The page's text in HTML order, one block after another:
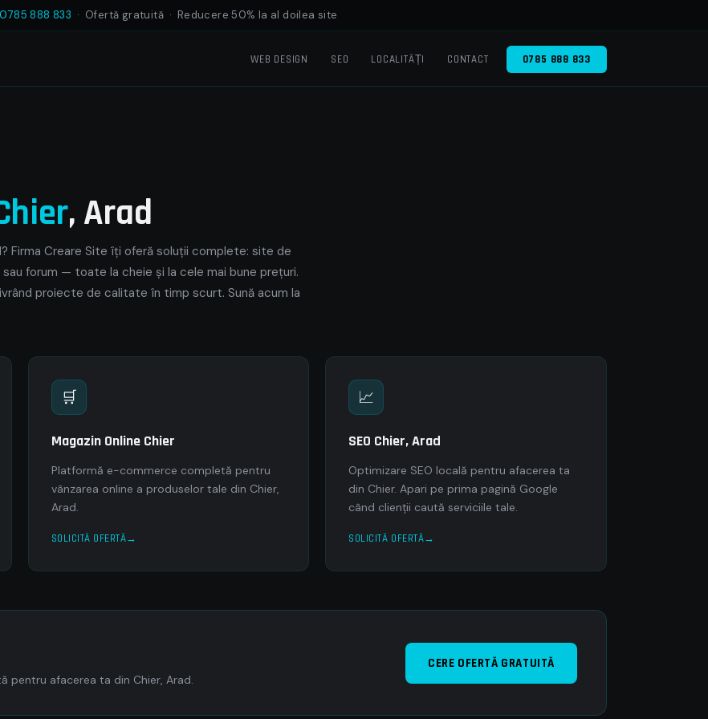
0785 888 833 · Ofertă gratuită · Reducere 50% la al doilea site
WEB DESIGN SEO LOCALITĂȚI CONTACT 0785 888 833
, Arad
Firma Creare Site îți oferă soluții complete: site de
forum — toate la cheie și la cele mai bune prețuri.
proiecte de calitate în timp scurt. Sună acum la
🛒
Magazin Online Chier
Platformă e-commerce completă pentru
vânzarea online a produselor tale din Chier,
Arad.
SOLICITĂ OFERTĂ
📈
SEO Chier, Arad
Optimizare SEO locală pentru afacerea ta
din Chier. Apari pe prima pagină Google
când clienții caută serviciile tale.
SOLICITĂ OFERTĂ
pentru afacerea ta din Chier, Arad.
CERE OFERTĂ GRATUITĂ